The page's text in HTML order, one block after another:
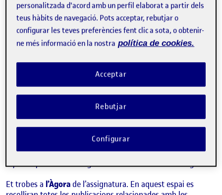
Publicat perBenvinguts i benvingudes!
Data de publicació15 setembre, 2022 3:08 pm
Aquesta publicació s’ha generat automàticament a l’Àgora.
Et trobes a l’Àgora de l’assignatura. En aquest espai es
personalitzada d'acord amb un perfil elaborat a partir dels
teus hàbits de navegació. Pots acceptar, rebutjar o
configurar les teves preferències fent clic a sota, o obtenir-
ne més informació en la nostra política de cookies.
Rebutjar
Acceptar
Configurar